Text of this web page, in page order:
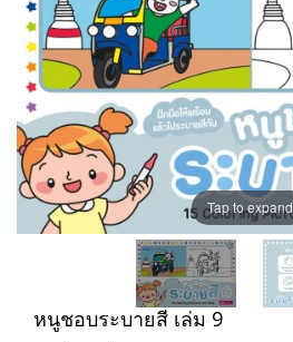
Tap to expand
หนูชอบระบายสี เล่ม 9